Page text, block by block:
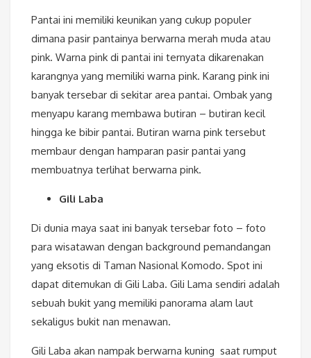
Pantai ini memiliki keunikan yang cukup populer
dimana pasir pantainya berwarna merah muda atau
pink. Warna pink di pantai ini ternyata dikarenakan
karangnya yang memiliki warna pink. Karang pink ini
banyak tersebar di sekitar area pantai. Ombak yang
menyapu karang membawa butiran – butiran kecil
hingga ke bibir pantai. Butiran warna pink tersebut
membaur dengan hamparan pasir pantai yang
membuatnya terlihat berwarna pink.
Gili Laba
Di dunia maya saat ini banyak tersebar foto – foto
para wisatawan dengan background pemandangan
yang eksotis di Taman Nasional Komodo. Spot ini
dapat ditemukan di Gili Laba. Gili Lama sendiri adalah
sebuah bukit yang memiliki panorama alam laut
sekaligus bukit nan menawan.
Gili Laba akan nampak berwarna kuning saat rumput